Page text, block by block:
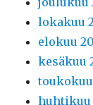
lokakuu
elokuu
kesäkuu
huhtikuu